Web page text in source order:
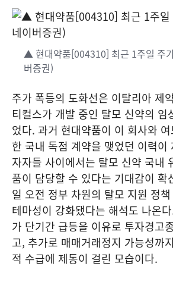
▲ 현대약품[004310] 최근 1주일 주
버증권)
주가 폭등의 도화선은 이탈리아 제
티컬스가 개발 중인 탈모 신약의 임
었다. 과거 현대약품이 이 회사와
한 국내 독점 계약을 맺었던 이력이
자자들 사이에서는 탈모 신약 국내
품이 담당할 수 있다는 기대감이 확
일 오전 정부 차원의 탈모 지원 정
테마성이 강화됐다는 해석도 나온
가 단기간 급등을 이유로 투자경고
고, 추가로 매매거래정지 가능성까
적 수급에 제동이 걸린 모습이다.